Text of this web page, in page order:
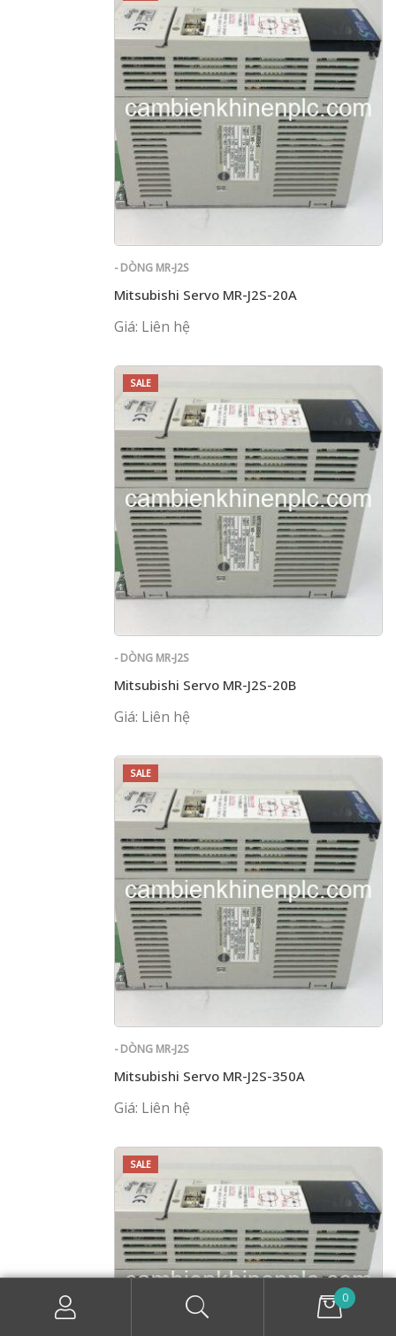
- DÒNG MR-J2S
Mitsubishi Servo MR-J2S-20A
Giá: Liên hệ
SALE
- DÒNG MR-J2S
Mitsubishi Servo MR-J2S-20B
Giá: Liên hệ
SALE
- DÒNG MR-J2S
Mitsubishi Servo MR-J2S-350A
Giá: Liên hệ
SALE
0